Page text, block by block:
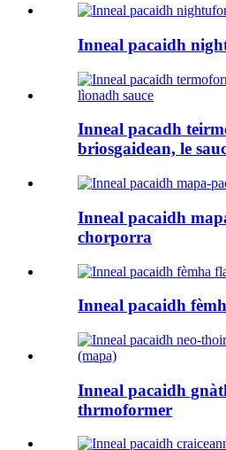
Inneal pacaidh
Inneal pacadh
briosgaidean, le
Inneal pacaidh
chorporra
Inneal pacaidh
Inneal pacaidh
thrmoformer